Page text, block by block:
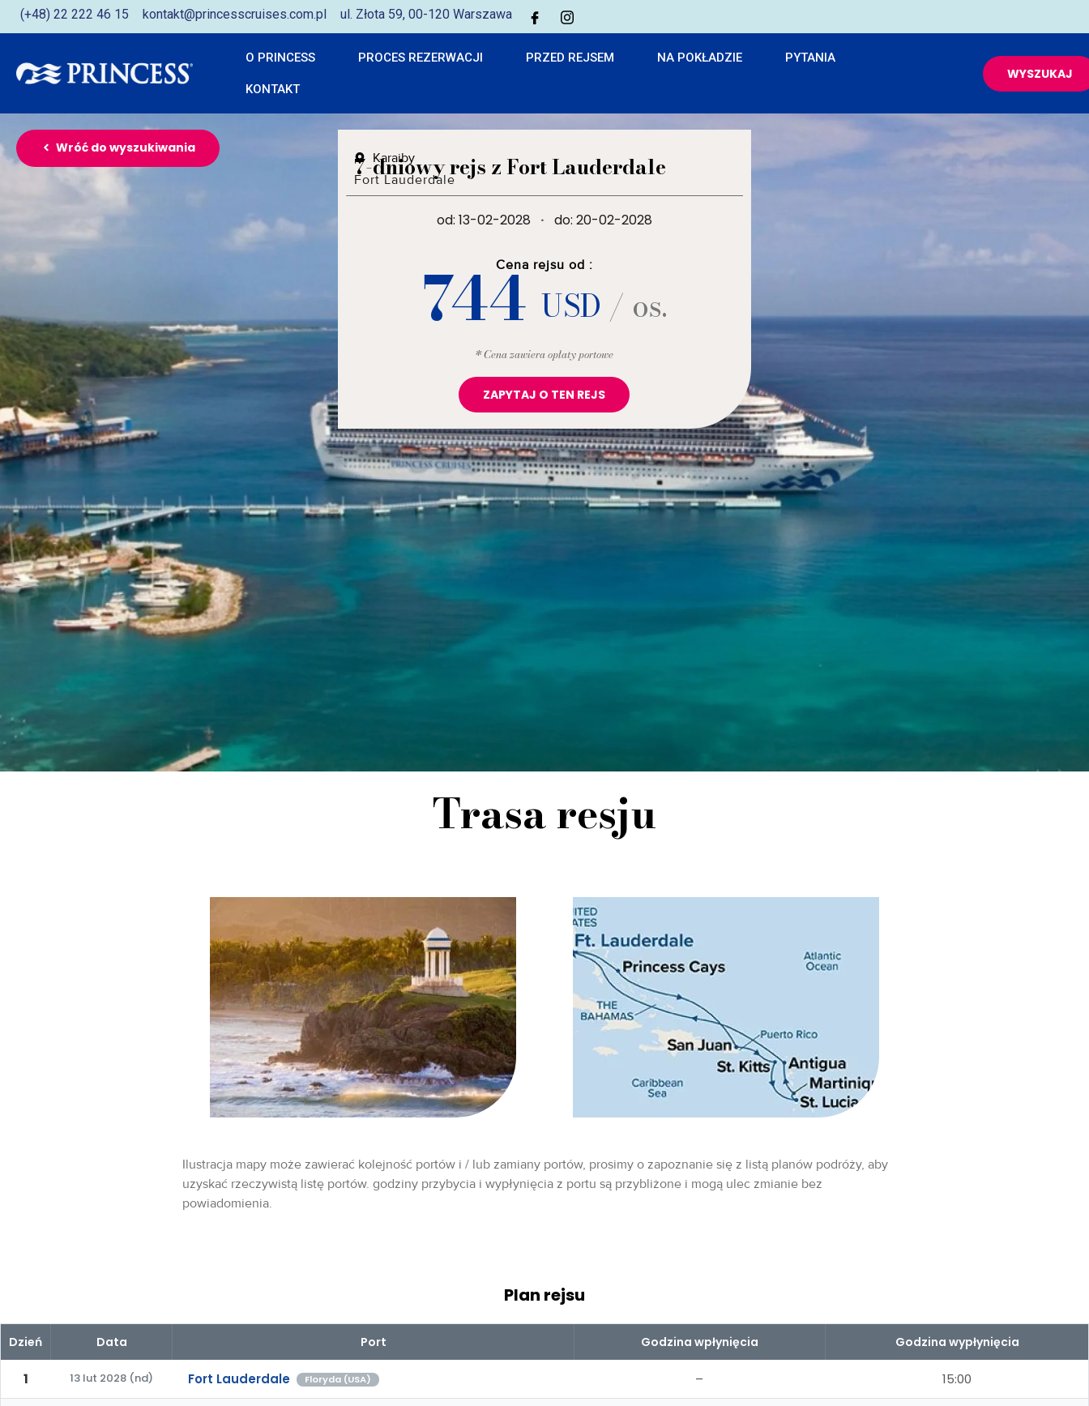
(+48) 22 222 46 15 kontakt@princesscruises.com.pl ul. Złota 59, 00-120 Warszawa
O PRINCESS PROCES REZERWACJI PRZED REJSEM NA POKŁADZIE PYTANIA
KONTAKT
WYSZUKAJ
Wróć do wyszukiwania
Karaiby
7-dniowy rejs z Fort Lauderdale
Fort Lauderdale
od: 13-02-2028 · do: 20-02-2028
Cena rejsu od :
744USD / os.
* Cena zawiera opłaty portowe
ZAPYTAJ O TEN REJS
Trasa resju
Ilustracja mapy może zawierać kolejność portów i / lub zamiany portów, prosimy o zapoznanie się z listą planów podróży, aby
uzyskać rzeczywistą listę portów. godziny przybycia i wypłynięcia z portu są przybliżone i mogą ulec zmianie bez
powiadomienia.
Plan rejsu
Dzień Data Port Godzina wpłynięcia Godzina wypłynięcia
1 13 lut 2028 (nd) Fort Lauderdale Floryda (USA) – 15:00